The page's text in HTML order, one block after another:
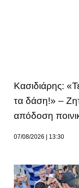
Κασιδιάρης:
τα δάση!» –
απόδοση
07/08/2026 13:30